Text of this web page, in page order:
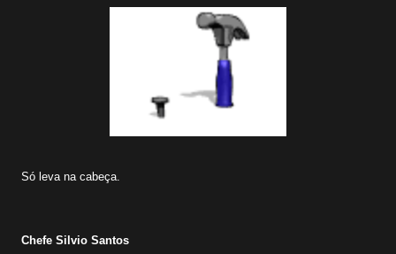
Só leva na cabeça.
Chefe Silvio Santos